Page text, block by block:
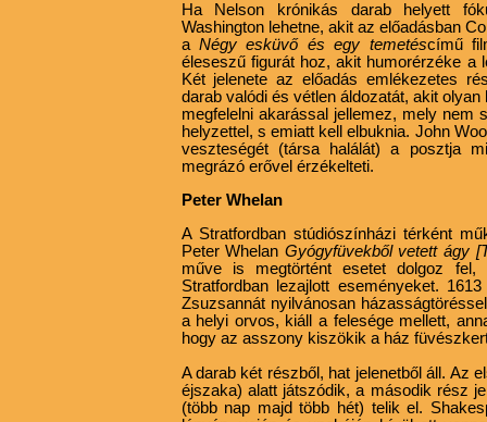
Ha Nelson krónikás darab helyett
Washington lehetne, akit az előadásban
a Négy esküvő és egy temetéscímű
éleseszű figurát hoz, akit humorérzéke a
Két jelenete az előadás emlékezetes
darab valódi és vétlen áldozatát, akit
megfelelni akarással jellemez, mely nem
helyzettel, s emiatt kell elbuknia. John
veszteségét (társa halálát) a posztja
megrázó erővel érzékelteti.
Peter Whelan
A Stratfordban stúdiószínházi térként
Peter Whelan Gyógyfüvekből vetett ágy
műve is megtörtént esetet dolgoz fel,
Stratfordban lezajlott eseményeket.
Zsuzsannát nyilvánosan
a helyi orvos, kiáll a felesége mellett,
hogy az asszony kiszökik a ház
A darab két részből, hat jelenetből áll. Az
éjszaka) alatt játszódik, a második rész
(több nap majd több hét) telik el.